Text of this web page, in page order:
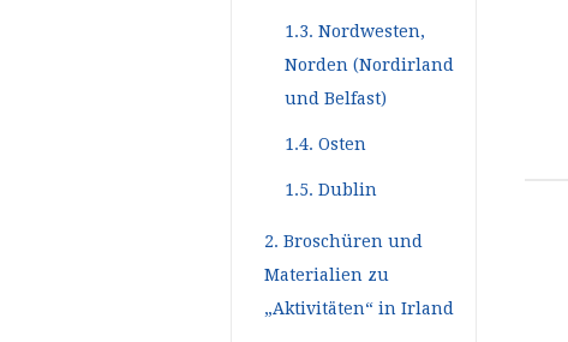
1.3. Nordwesten,
Norden (Nordirland
und Belfast)
1.4. Osten
1.5. Dublin
2. Broschüren und
Materialien zu
„Aktivitäten“ in Irland